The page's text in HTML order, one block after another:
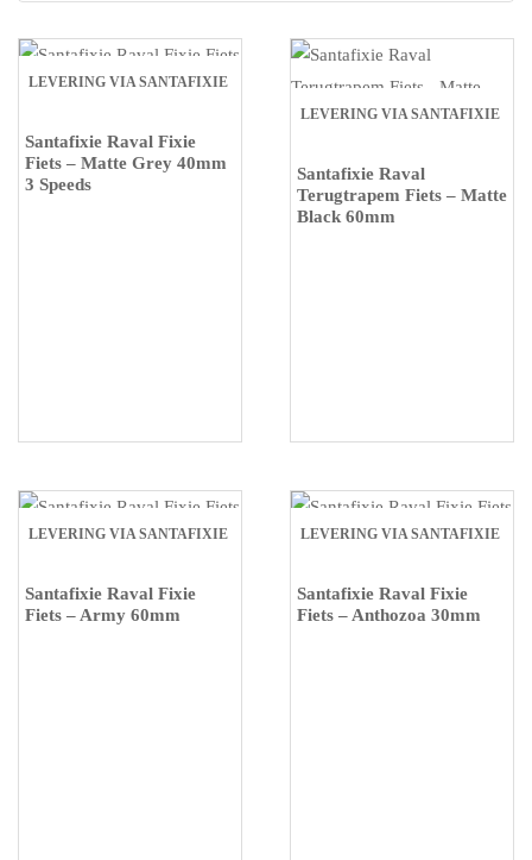
LEVERING VIA SANTAFIXIE
Santafixie Raval Fixie
Fiets – Matte Grey 40mm
3 Speeds
LEVERING VIA SANTAFIXIE
Santafixie Raval
Terugtrapem Fiets – Matte
Black 60mm
LEVERING VIA SANTAFIXIE
Santafixie Raval Fixie
Fiets – Army 60mm
LEVERING VIA SANTAFIXIE
Santafixie Raval Fixie
Fiets – Anthozoa 30mm